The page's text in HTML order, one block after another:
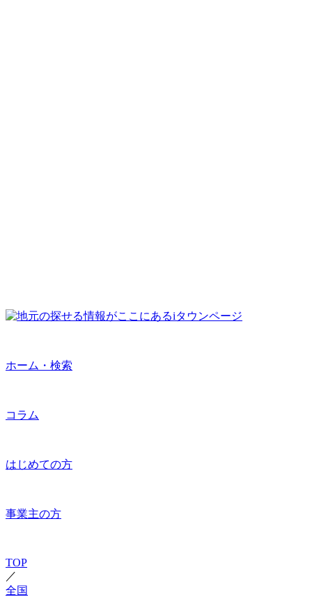
ホーム・検索
コラム
はじめての方
事業主の方
TOP
／
全国